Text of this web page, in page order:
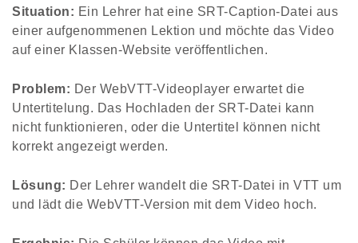
Situation: Ein Lehrer hat eine SRT-Caption-Datei aus
einer aufgenommenen Lektion und möchte das Video
auf einer Klassen-Website veröffentlichen.
Problem: Der WebVTT-Videoplayer erwartet die
Untertitelung. Das Hochladen der SRT-Datei kann
nicht funktionieren, oder die Untertitel können nicht
korrekt angezeigt werden.
Lösung: Der Lehrer wandelt die SRT-Datei in VTT um
und lädt die WebVTT-Version mit dem Video hoch.